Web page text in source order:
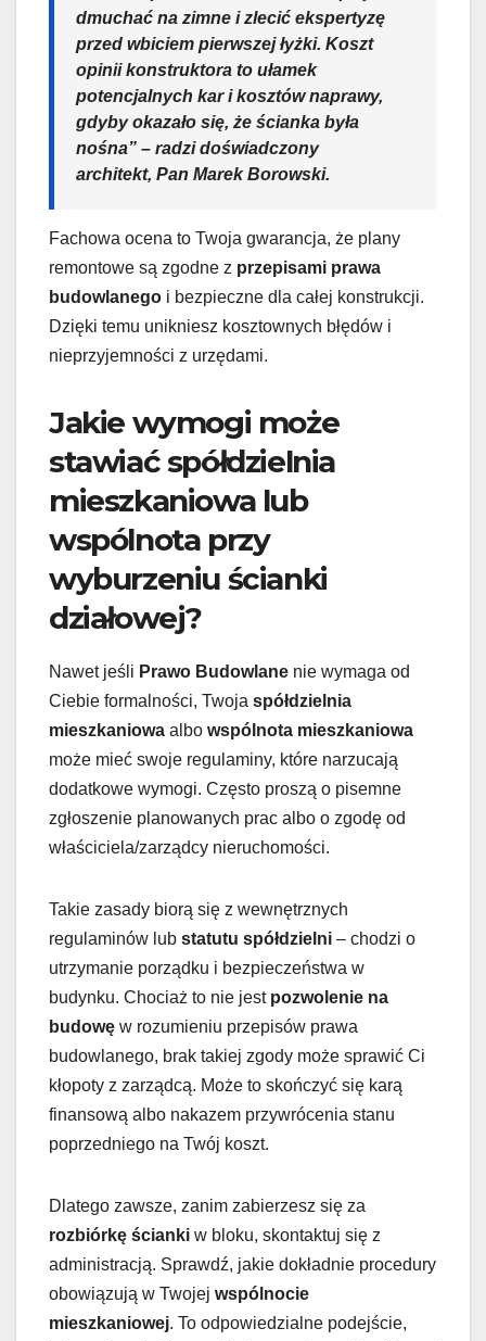
dmuchać na zimne i zlecić ekspertyzę
przed wbiciem pierwszej łyżki. Koszt
opinii konstruktora to ułamek
potencjalnych kar i kosztów naprawy,
gdyby okazało się, że ścianka była
nośna” – radzi doświadczony
architekt, Pan Marek Borowski.
Fachowa ocena to Twoja gwarancja, że plany
remontowe są zgodne z przepisami prawa
budowlanego i bezpieczne dla całej konstrukcji.
Dzięki temu unikniesz kosztownych błędów i
nieprzyjemności z urzędami.
Jakie wymogi może
stawiać spółdzielnia
mieszkaniowa lub
wspólnota przy
wyburzeniu ścianki
działowej?
Nawet jeśli Prawo Budowlane nie wymaga od
Ciebie formalności, Twoja spółdzielnia
mieszkaniowa albo wspólnota mieszkaniowa
może mieć swoje regulaminy, które narzucają
dodatkowe wymogi. Często proszą o pisemne
zgłoszenie planowanych prac albo o zgodę od
właściciela/zarządcy nieruchomości.
Takie zasady biorą się z wewnętrznych
regulaminów lub statutu spółdzielni – chodzi o
utrzymanie porządku i bezpieczeństwa w
budynku. Chociaż to nie jest pozwolenie na
budowę w rozumieniu przepisów prawa
budowlanego, brak takiej zgody może sprawić Ci
kłopoty z zarządcą. Może to skończyć się karą
finansową albo nakazem przywrócenia stanu
poprzedniego na Twój koszt.
Dlatego zawsze, zanim zabierzesz się za
rozbiórkę ścianki w bloku, skontaktuj się z
administracją. Sprawdź, jakie dokładnie procedury
obowiązują w Twojej wspólnocie
mieszkaniowej. To odpowiedzialne podejście,